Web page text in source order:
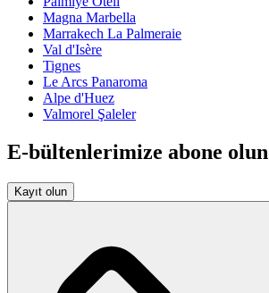
Magna Marbella
Marrakech La Palmeraie
Val d'Isère
Tignes
Le Arcs Panaroma
Alpe d'Huez
Valmorel Şaleler
E-bültenlerimize abone olun
Kayıt olun